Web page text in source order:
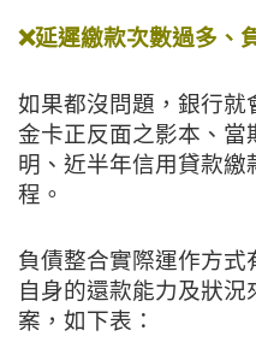
❌延遲繳款次數過多、
如果都沒問題，銀行就
金卡正反面之影本、當
明、 近半年信用貸款繳
程。
負債整合實際運作方
自身的還款能力及狀
案，如下表：